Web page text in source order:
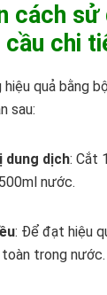
cách sử
chi
quả bằng
sau:
dung dịch: Cắt
nước.
: Để đạt hiệu
trong nước.